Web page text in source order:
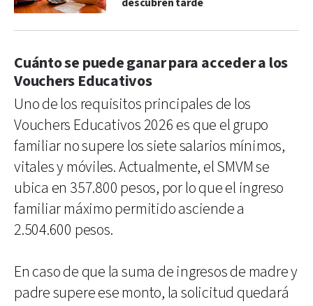
Cuánto se puede ganar para acceder a los
Vouchers Educativos
Uno de los requisitos principales de los
Vouchers Educativos 2026 es que el grupo
familiar no supere los siete salarios mínimos,
vitales y móviles. Actualmente, el SMVM se
ubica en 357.800 pesos, por lo que el ingreso
familiar máximo permitido asciende a
2.504.600 pesos.
En caso de que la suma de ingresos de madre y
padre supere ese monto, la solicitud quedará